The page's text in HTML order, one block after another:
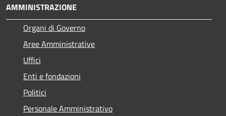
AMMINISTRAZIONE
Organi di Governo
Aree Amministrative
Uffici
Enti e fondazioni
Politici
Personale Amministrativo